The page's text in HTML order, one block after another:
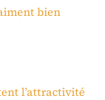
bien
l’attractivité